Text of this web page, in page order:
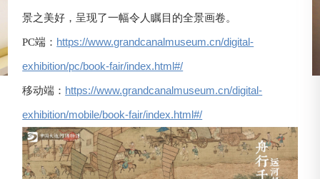
景之美好，呈现了一幅令人瞩目的全景画卷。
PC端： https://www.grandcanalmuseum.cn/digital-
exhibition/pc/book-fair/index.html#/
移动端： https://www.grandcanalmuseum.cn/digital-
exhibition/mobile/book-fair/index.html#/